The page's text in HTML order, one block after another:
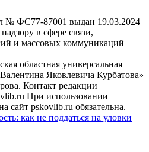
№ ФС77-87001 выдан 19.03.2024
в сфере связи,
и массовых коммуникаций
областная универсальная
Яковлевича Курбатова»
Контакт редакции
При использовании
сайт pskovlib.ru обязательна.
как не поддаться на уловки